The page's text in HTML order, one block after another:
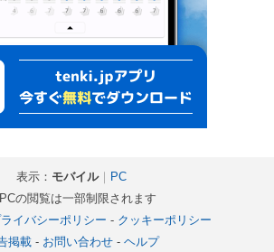
表示： モバイル｜ PC
の閲覧は一部制限されます
イバシーポリシー - クッキーポリシー
掲載- お問い合わせ- ヘルプ